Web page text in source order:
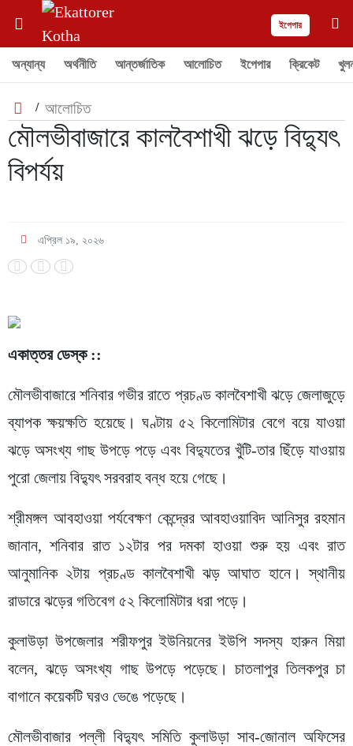
ইপেপার
অন্যান্য অর্থনীতি আন্তর্জাতিক আলোচিত ইপেপার ক্রিকেট
/ আলোচিত
মৌলভীবাজারে কালবৈশাখী ঝড়ে বিদ্যুৎ
বিপর্যয়
এপ্রিল ১৯, ২০২৬
একাত্তর ডেস্ক ::
মৌলভীবাজারে শনিবার গভীর রাতে প্রচণ্ড কালবৈশাখী ঝড়ে জেলাজুড়ে
ব্যাপক ক্ষয়ক্ষতি হয়েছে। ঘণ্টায় ৫২ কিলোমিটার বেগে বয়ে যাওয়া
ঝড়ে অসংখ্য গাছ উপড়ে পড়ে এবং বিদ্যুতের খুঁটি-তার ছিঁড়ে যাওয়ায়
পুরো জেলায় বিদ্যুৎ সরবরাহ বন্ধ হয়ে গেছে।
শ্রীমঙ্গল আবহাওয়া পর্যবেক্ষণ কেন্দ্রের আবহাওয়াবিদ আনিসুর রহমান
জানান, শনিবার রাত ১২টার পর দমকা হাওয়া শুরু হয় এবং রাত
আনুমানিক ২টায় প্রচণ্ড কালবৈশাখী ঝড় আঘাত হানে। স্থানীয়
রাডারে ঝড়ের গতিবেগ ৫২ কিলোমিটার ধরা পড়ে।
কুলাউড়া উপজেলার শরীফপুর ইউনিয়নের ইউপি সদস্য হারুন মিয়া
বলেন, ঝড়ে অসংখ্য গাছ উপড়ে পড়েছে। চাতলাপুর তিলকপুর চা
বাগানে কয়েকটি ঘরও ভেঙে পড়েছে।
মৌলভীবাজার পল্লী বিদ্যুৎ সমিতি কুলাউড়া সাব-জোনাল অফিসের